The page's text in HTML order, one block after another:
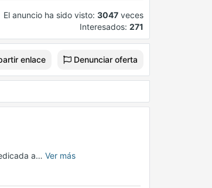
El anuncio ha sido visto: 3047 veces
Interesados: 271
enlace Denunciar oferta
a… Ver más